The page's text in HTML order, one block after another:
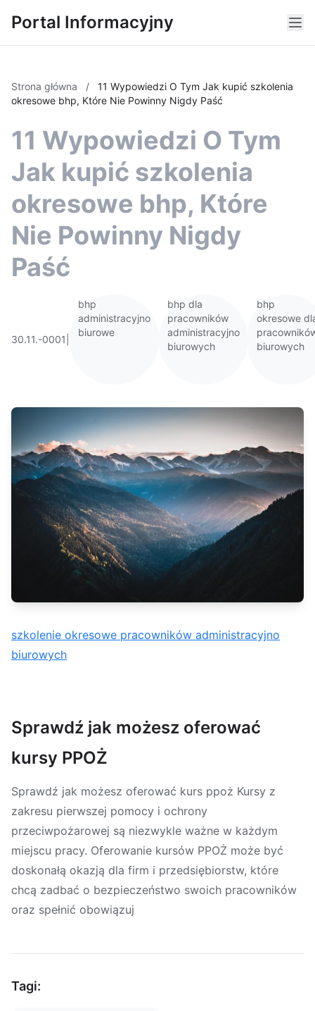
Portal Informacyjny
Strona główna /
11 Wypowiedzi O Tym Jak kupić szkolenia
okresowe bhp, Które Nie Powinny Nigdy Paść
11 Wypowiedzi O Tym
Jak kupić szkolenia
okresowe bhp, Które
Nie Powinny Nigdy
Paść
30.11.-0001
bhp
administracyjno
biurowe
bhp dla
pracowników
administracyjno
biurowych
bhp
okresowe
biurowych
szkolenie okresowe pracowników administracyjno
biurowych
Sprawdź jak możesz oferować
kursy PPOŻ
Sprawdź jak możesz oferować kurs ppoż Kursy z
zakresu pierwszej pomocy i ochrony
przeciwpożarowej są niezwykle ważne w każdym
miejscu pracy. Oferowanie kursów PPOŻ może być
doskonałą okazją dla firm i przedsiębiorstw, które
chcą zadbać o bezpieczeństwo swoich pracowników
oraz spełnić obowiązuj
Tagi: